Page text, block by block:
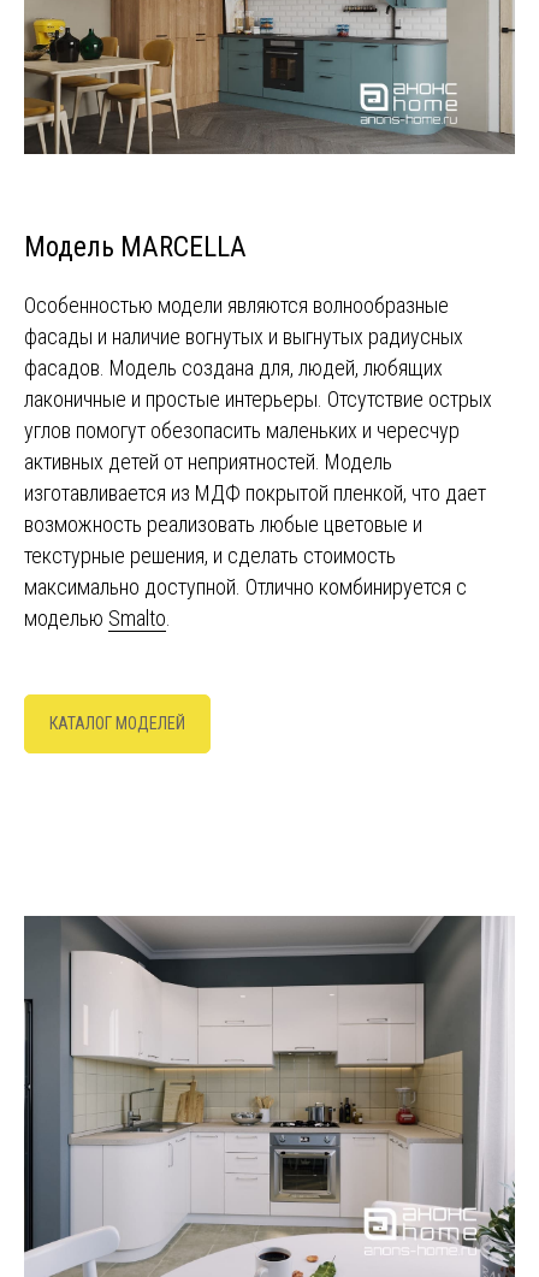
Модель MARCELLA
Особенностью модели являются волнообразные
фасады и наличие вогнутых и выгнутых радиусных
фасадов. Модель создана для, людей, любящих
лаконичные и простые интерьеры. Отсутствие острых
углов помогут обезопасить маленьких и череcчур
активных детей от неприятностей. Модель
изготавливается из МДФ покрытой пленкой, что дает
возможность реализовать любые цветовые и
текстурные решения, и сделать стоимость
максимально доступной. Отлично комбинируется с
моделью Smalto
КАТАЛОГ МОДЕЛЕЙ